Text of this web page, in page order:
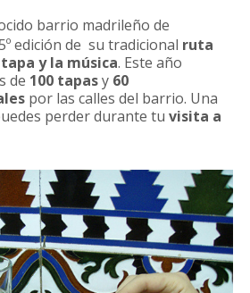
barrio madrileño de
edición de su tradicional ruta
y la música. Este año
de 100 tapasy 60
por las calles del barrio. Una
perder durante tu visita a